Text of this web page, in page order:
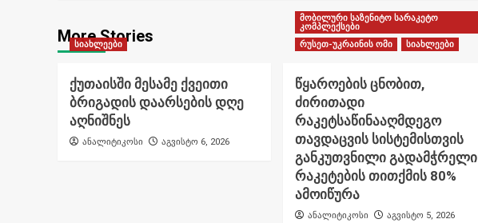
More Stories
სიახლეები
ქუთაისში მესამე ქვეითი
ბრიგადის დაარსების დღე
აღნიშნეს
ანალიტიკოსი აგვისტო 6, 2026
მობილური საზენიტო სარაკეტო
კომპლექსები
რუსეთ-უკრაინის ომი
სიახლეები
წყაროების ცნობით,
ძირითადი
რაკეტსაწინააღმდეგო
თავდაცვის სისტემისთვის
განკუთვნილი გადამჭრელი
რაკეტების თითქმის 80%
ამოიწურა
ანალიტიკოსი აგვისტო 5, 2026